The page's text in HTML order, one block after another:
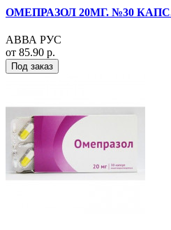
ОМЕПРАЗОЛ 20МГ. №30
АВВА РУС
от 85.90 р.
Под заказ